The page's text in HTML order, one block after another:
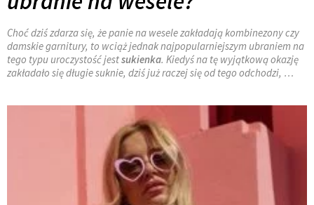
Choć dziś zdarza się, że panie na wesele zakładają kombinezony czy
damskie garnitury, to wciąż jednak najpopularniejszym ubraniem na
tego typu uroczystość jestsukienka. Kiedyś na tę wyjątkową okazję
zakładało się długie suknie, dziś już raczej się od tego odchodzi, …